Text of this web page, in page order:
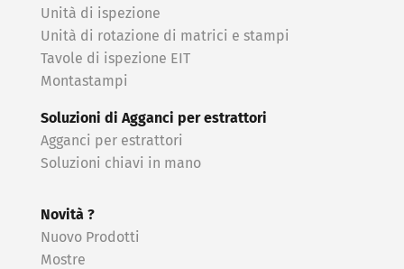
Unità di ispezione
Unità di rotazione di matrici e stampi
Tavole di ispezione EIT
Montastampi
Soluzioni di Agganci per estrattori
Agganci per estrattori
Soluzioni chiavi in ​​mano
Novità ?
Nuovo Prodotti
Mostre